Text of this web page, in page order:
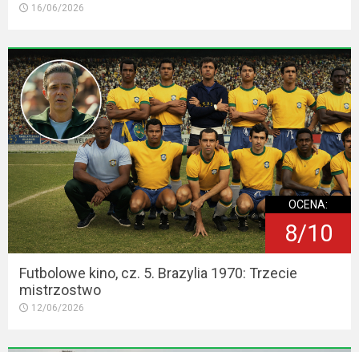
16/06/2026
OCENA:
8/10
Futbolowe kino, cz. 5. Brazylia 1970: Trzecie
mistrzostwo
12/06/2026